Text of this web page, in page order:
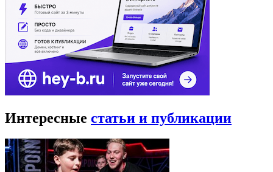
Интересные статьи и публикации